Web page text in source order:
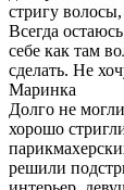
стригу
Всегда
себе как там
сделать. Не
Маринка
Долго не
хорошо
решили